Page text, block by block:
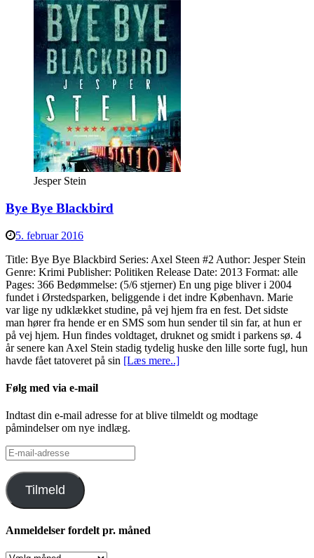
Jesper Stein
Bye Bye Blackbird
5. februar 2016
Title: Bye Bye Blackbird Series: Axel Steen #2 Author: Jesper Stein
Genre: Krimi Publisher: Politiken Release Date: 2013 Format: alle
Pages: 366 Bedømmelse: (5/6 stjerner) En ung pige bliver i 2004
fundet i Ørstedsparken, beliggende i det indre København. Marie
var lige ny udklækket studine, på vej hjem fra en fest. Det sidste
man hører fra hende er en SMS som hun sender til sin far, at hun er
på vej hjem. Hun findes voldtaget, druknet og smidt i parkens sø. 4
år senere kan Axel Stein stadig tydelig huske den lille sorte fugl, hun
havde fået tatoveret på sin [Læs mere..]
Følg med via e-mail
Indtast din e-mail adresse for at blive tilmeldt og modtage
påmindelser om nye indlæg.
E-
mail-
adresse
Tilmeld
Anmeldelser fordelt pr. måned